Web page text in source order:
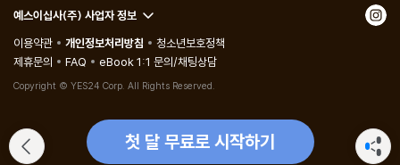
첫 달 무료로 시작하기
예스이십사(주) 사업자 정보
이용약관
개인정보처리방침
청소년보호정책
제휴문의
FAQ eBook 1:1 문의/채팅상담
Copyright © YES24 Corp. All Rights Reserved.